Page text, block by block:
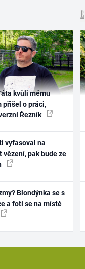
kvůli mému
přišel o práci,
Řezník
vyfasoval na
vězení, pak bude ze
Blondýnka se s
a fotí se na místě